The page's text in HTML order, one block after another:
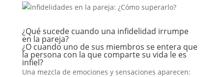
¿Qué sucede cuando una infidelidad irrumpe
en la pareja?
¿O cuando uno de sus miembros se entera que
la persona con la que comparte su vida le es
infiel?
Una mezcla de emociones y sensaciones aparecen: